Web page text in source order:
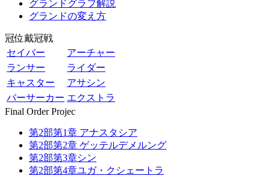
グランドグラフ解説
グランドの変え方
冠位戴冠戦
セイバー
アーチャー
ランサー
ライダー
キャスター
アサシン
バーサーカー エクストラ
Final Order Projec
第2部第1章 アナスタシア
第2部第2章 ゲッテルデメルング
第2部第3章シン
第2部第4章ユガ・クシェートラ